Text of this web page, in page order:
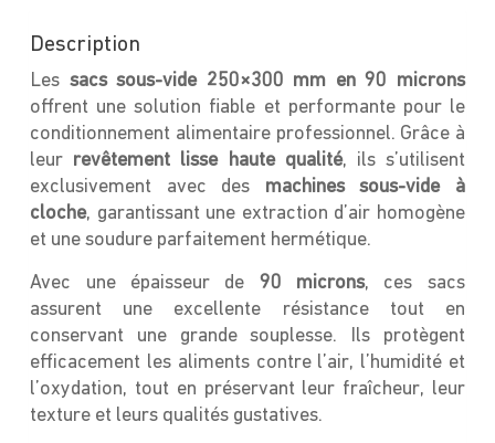
Description
Les sacs sous-vide 250×300 mm en 90 microns
offrent une solution fiable et performante pour le
conditionnement alimentaire professionnel. Grâce à
leur revêtement lisse haute qualité, ils s’utilisent
exclusivement avec des machines sous-vide à
cloche, garantissant une extraction d’air homogène
et une soudure parfaitement hermétique.
Avec une épaisseur de 90 microns, ces sacs
assurent une excellente résistance tout en
conservant une grande souplesse. Ils protègent
efficacement les aliments contre l’air, l’humidité et
l’oxydation, tout en préservant leur fraîcheur, leur
texture et leurs qualités gustatives.